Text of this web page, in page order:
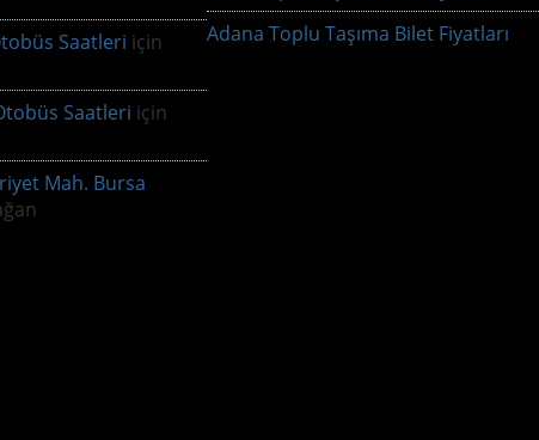
Saatleri için
Saatleri için
Mah. Bursa
Adana Toplu Taşıma Bilet Fiyatları